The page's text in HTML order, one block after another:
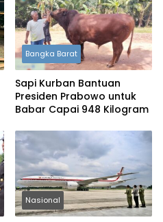
Bangka Barat
Sapi Kurban Bantuan
Presiden Prabowo untuk
Babar Capai 948 Kilogram
Nasional